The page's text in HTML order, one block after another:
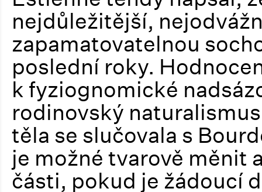
nejdůležitější,
zapamatovatelnou
poslední roky.
k fyziognomické
rodinovský
těla se slučovala s
je možné tvarově měnit
části, pokud je žádoucí